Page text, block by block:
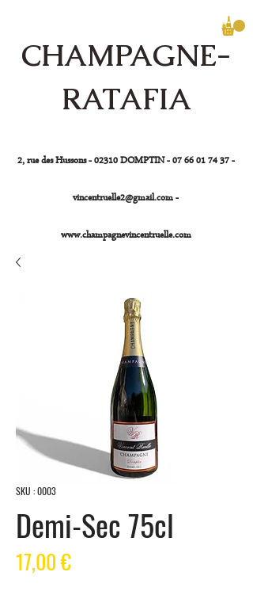
2, rue des Hussons - 02310 DOMPTIN -07 66 01 74 37-
vincentruelle2@gmail.com-
www.champagnevincentruelle.com
CHAMPAGNE-
RATAFIA
SKU : 0003
Demi-Sec 75cl
17,00 €Prix